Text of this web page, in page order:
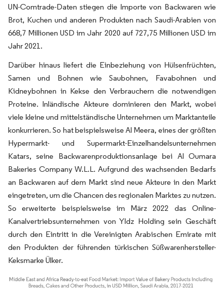
UN-Comtrade-Daten stiegen die Importe von Backwaren wie
Brot, Kuchen und anderen Produkten nach Saudi-Arabien von
668,7 Millionen USD im Jahr 2020 auf 727,75 Millionen USD im
Jahr 2021.
Darüber hinaus liefert die Einbeziehung von Hülsenfrüchten,
Samen und Bohnen wie Saubohnen, Favabohnen und
Kidneybohnen in Kekse den Verbrauchern die notwendigen
Proteine. Inländische Akteure dominieren den Markt, wobei
viele kleine und mittelständische Unternehmen um Marktanteile
konkurrieren. So hat beispielsweise Al Meera, eines der größten
Hypermarkt- und Supermarkt-Einzelhandelsunternehmen
Katars, seine Backwarenproduktionsanlage bei Al Oumara
Bakeries Company W.L.L. Aufgrund des wachsenden Bedarfs
an Backwaren auf dem Markt sind neue Akteure in den Markt
eingetreten, um die Chancen des regionalen Marktes zu nutzen.
So erweiterte beispielsweise im März 2022 das Online-
Kanalvertriebsunternehmen von Yldz Holding sein Geschäft
durch den Eintritt in die Vereinigten Arabischen Emirate mit
den Produkten der führenden türkischen Süßwarenhersteller-
Keksmarke Ülker.